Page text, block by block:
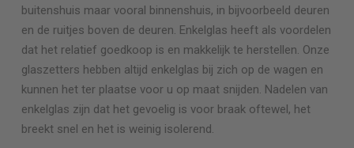
buitenshuis maar vooral binnenshuis, in bijvoorbeeld deuren
en de ruitjes boven de deuren. Enkelglas heeft als voordelen
dat het relatief goedkoop is en makkelijk te herstellen. Onze
glaszetters hebben altijd enkelglas bij zich op de wagen en
kunnen het ter plaatse voor u op maat snijden. Nadelen van
enkelglas zijn dat het gevoelig is voor braak oftewel, het
breekt snel en het is weinig isolerend.